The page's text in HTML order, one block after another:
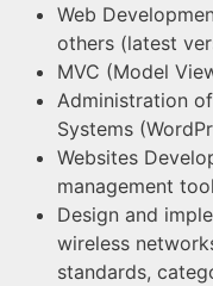
Web
others (latest
MVC (Model
Administration
Systems
Websites
management
Design and
wireless
standards,